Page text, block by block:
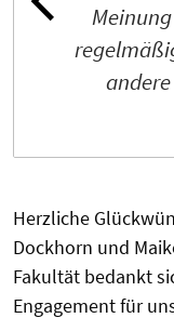
Herzliche
Dockhorn und
Fakultät bedankt
Engagement für